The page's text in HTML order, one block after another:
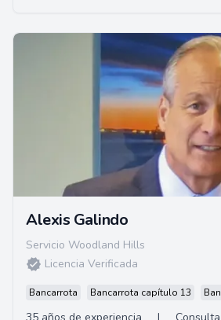
Alexis Galindo
Servicio Woodland Hills
Licencia Verificada
Bancarrota Bancarrota capítulo 13